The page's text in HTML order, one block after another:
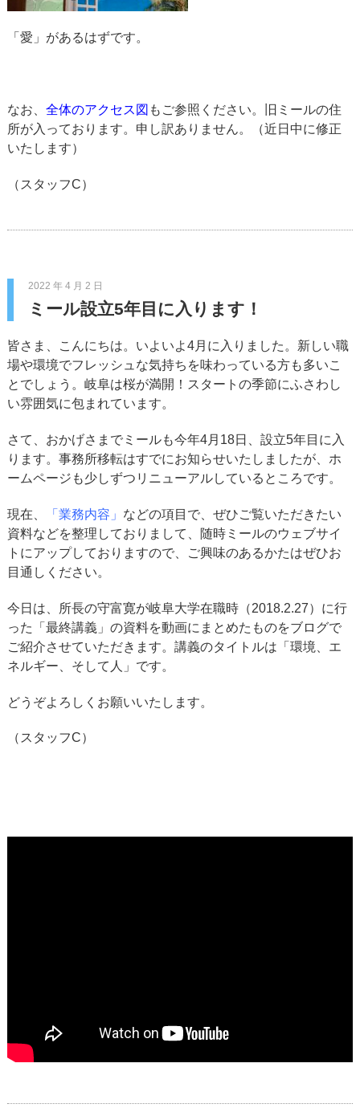
「愛」があるはずです。
なお、 全体のアクセス図 もご参照ください。旧ミールの住
所が入っております。申し訳ありません。（近日中に修正
いたします）
（スタッフC）
2022 年 4 月 2 日
ミール設立5年目に入ります！
皆さま、こんにちは。いよいよ4月に入りました。新しい職
場や環境でフレッシュな気持ちを味わっている方も多いこ
とでしょう。岐阜は桜が満開！スタートの季節にふさわし
い雰囲気に包まれています。
さて、おかげさまでミールも今年4月18日、設立5年目に入
ります。事務所移転はすでにお知らせいたしましたが、ホ
ームページも少しずつリニューアルしているところです。
現在、 「業務内容」 などの項目で、ぜひご覧いただきたい
資料などを整理しておりまして、随時ミールのウェブサイ
トにアップしておりますので、ご興味のあるかたはぜひお
目通しください。
今日は、所長の守富寛が岐阜大学在職時（2018.2.27）に行
った「最終講義」の資料を動画にまとめたものをブログで
ご紹介させていただきます。講義のタイトルは「環境、エ
ネルギー、そして人」です。
どうぞよろしくお願いいたします。
（スタッフC）